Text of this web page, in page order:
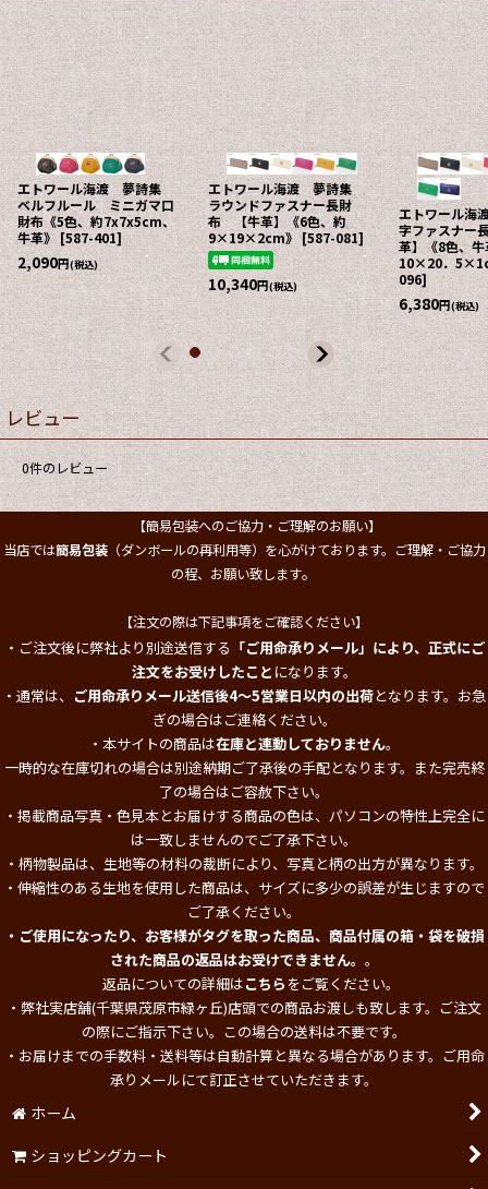
エトワール海渡 夢詩集 L
字ファスナー長財布 牛
革】《8色、牛革、約
10×20．5×1cm》 [ 587-
096 ]
6,380 円 (税込)
エトワール海渡 夢詩集
ダブル冠せ長財布《5色、牛
革、 約9×18．8×1cm》
[587-018]
7,370円(税込)
エトワール
桜 鏡付き押
《黒のみ、約
12×14×3cm
[587-016]
9,790円 (税込)
希望小売価格 :
レビュー
0件のレビュー
【簡易包装へのご協力・ご理解のお願い】
当店では簡易包装（ダンボールの再利用等）を心がけております。ご理解・ご協力
の程、お願い致します。
【注文の際は下記事項をご確認ください】
・ご注文後に弊社より別途送信する 「ご用命承りメール」により、正式にご
注文をお受けしたこと になります。
・通常は、 ご用命承りメール送信後4～5営業日以内の出荷となります。お急
ぎの場合はご連絡ください。
・本サイトの商品は在庫と連動しておりません。
一時的な在庫切れの場合は別途納期ご了承後の手配となります。また完売終
了の場合はご容赦下さい。
・掲載商品写真・色見本とお届けする商品の色は、パソコンの特性上完全に
は一致しませんのでご了承下さい。
・柄物製品は、生地等の材料の裁断により、写真と柄の出方が異なります。
・伸縮性のある生地を使用した商品は、サイズに多少の誤差が生じますので
ご了承ください。
・ご使用になったり、お客様がタグを取った商品、商品付属の箱・袋を破損
された商品の返品はお受けできません。 。
返品についての詳細はこちらをご覧ください。
・弊社実店舗(千葉県茂原市緑ヶ丘)店頭での商品お渡しも致します。ご注文
の際にご指示下さい。この場合の送料は不要です。
・お届けまでの手数料・送料等は自動計算と異なる場合があります。ご用命
承りメールにて訂正させていただきます。
ホーム
ショッピングカート